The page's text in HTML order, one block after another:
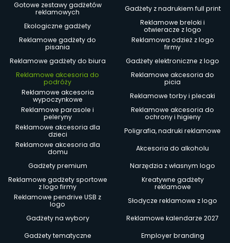
Gotowe zestawy gadżetów
reklamowych
Gadżety z nadrukiem full print
Ekologiczne gadżety
Reklamowe breloki i
otwieracze z logo
Reklamowe gadżety do
pisania
Reklamowa odzież z logo
firmy
Reklamowe gadżety do biura
Gadżety elektroniczne z logo
Reklamowe akcesoria do
podróży
Reklamowe akcesoria do
picia
Reklamowe akcesoria
wypoczynkowe
Reklamowe torby i plecaki
Reklamowe parasole i
peleryny
Reklamowe akcesoria do
ochrony i higieny
Reklamowe akcesoria dla
dzieci
Poligrafia, nadruki reklamowe
Reklamowe akcesoria dla
domu
Akcesoria do alkoholu
Gadżety premium
Narzędzia z własnym logo
Reklamowe gadżety sportowe
z logo firmy
Kreatywne gadżety
reklamowe
Reklamowe pendrive USB z
logo
Słodycze reklamowe z logo
Gadżety na wybory
Reklamowe kalendarze 2027
Gadżety tematyczne
Employer branding